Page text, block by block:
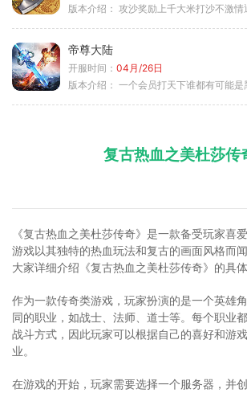
版本介绍： 攻沙奖励上千大米打沙不激情
帝尊大陆
开服时间： 04月/26日
版本介绍： 一个会员打天下谁都有可能是
复古热血之美杜莎传
《复古热血之美杜莎传奇》是一款备受玩家喜
游戏以其独特的热血玩法和复古的画面风格而
大家详细介绍《复古热血之美杜莎传奇》的具体
作为一款传奇类游戏，玩家扮演的是一个英雄
同的职业，如战士、法师、道士等。每个职业
战斗方式，因此玩家可以根据自己的喜好和游
业。
在游戏的开始，玩家需要选择一个服务器，并